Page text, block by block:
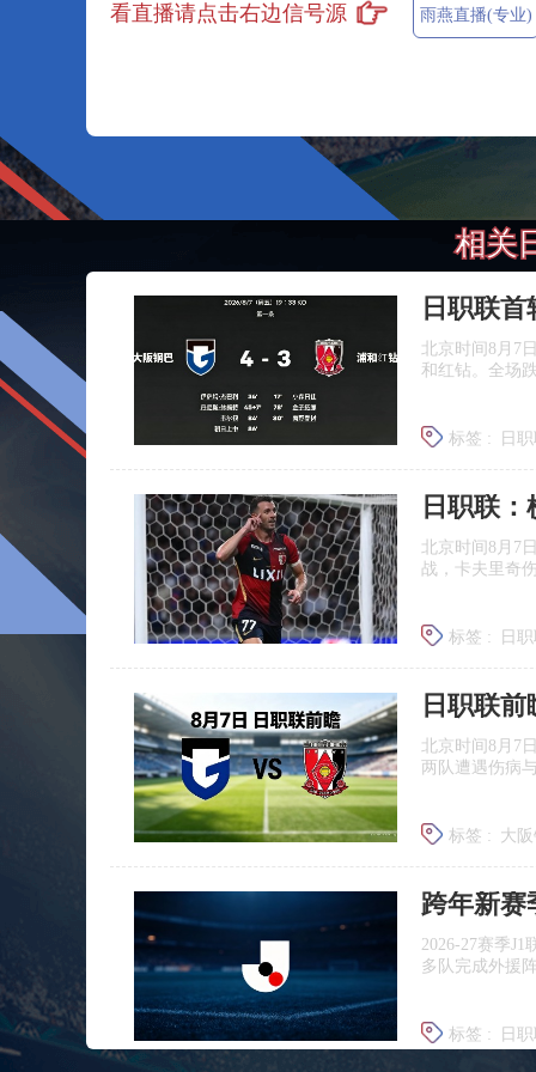
看直播请点击右边信号源 雨燕直播(专业)
相关
日职联
北京时间8月7
和红钻。全场
标签 : 日
北京时间8月7
战，卡夫里奇
标签 : 日
北京时间8月7
两队遭遇伤病
标签 : 大
浦和红钻
跨年新赛
2026‑27赛季
多队完成外援
标签 :
日